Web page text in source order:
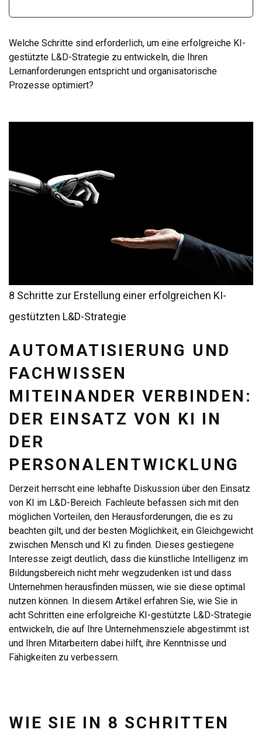
Welche Schritte sind erforderlich, um eine erfolgreiche KI-
gestützte L&D-Strategie zu entwickeln, die Ihren
Lernanforderungen entspricht und organisatorische
Prozesse optimiert?
8 Schritte zur Erstellung einer erfolgreichen KI-
gestützten L&D-Strategie
AUTOMATISIERUNG UND
FACHWISSEN
MITEINANDER VERBINDEN:
DER EINSATZ VON KI IN
DER
PERSONALENTWICKLUNG
Derzeit herrscht eine lebhafte Diskussion über den Einsatz
von KI im L&D-Bereich. Fachleute befassen sich mit den
möglichen Vorteilen, den Herausforderungen, die es zu
beachten gilt, und der besten Möglichkeit, ein Gleichgewicht
zwischen Mensch und KI zu finden. Dieses gestiegene
Interesse zeigt deutlich, dass die künstliche Intelligenz im
Bildungsbereich nicht mehr wegzudenken ist und dass
Unternehmen herausfinden müssen, wie sie diese optimal
nutzen können. In diesem Artikel erfahren Sie, wie Sie in
acht Schritten eine erfolgreiche KI-gestützte L&D-Strategie
entwickeln, die auf Ihre Unternehmensziele abgestimmt ist
und Ihren Mitarbeitern dabei hilft, ihre Kenntnisse und
Fähigkeiten zu verbessern.
WIE SIE IN 8 SCHRITTEN